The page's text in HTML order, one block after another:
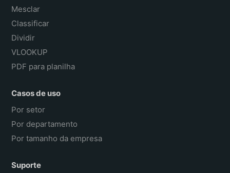
Mesclar
Classificar
Dividir
VLOOKUP
PDF para planilha
Casos de uso
Por setor
Por departamento
Por tamanho da empresa
Suporte